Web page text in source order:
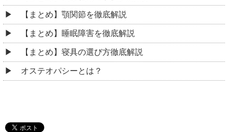
【まとめ】顎関節を徹底解説
【まとめ】睡眠障害を徹底解説
【まとめ】寝具の選び方徹底解説
オステオパシーとは？